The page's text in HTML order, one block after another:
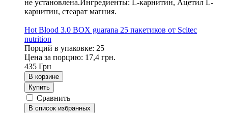
не установлена.Ингредиенты: L-карнитин, Ацетил L-
карнитин, стеарат магния.
Hot Blood 3.0 BOX guarana 25 пакетиков от Scitec
nutrition
Порций в упаковке: 25
Цена за порцию: 17,4 грн.
435 Грн
В корзине
Купить
Сравнить
В список избранных